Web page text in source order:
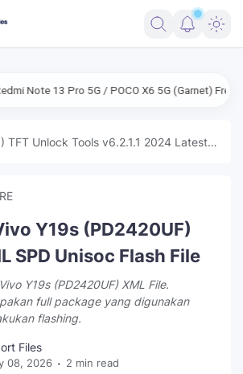
Pro 5G / POCO X6 5G (Garnet) Free ENG
TFT Unlock Tools v6.2.1.1 2024 Latest
Y19s (PD2420UF)
SPD Unisoc Flash File
Y19s (PD2420UF) XML File.
full package yang digunakan
flashing.
Files
08, 2026 2 min read